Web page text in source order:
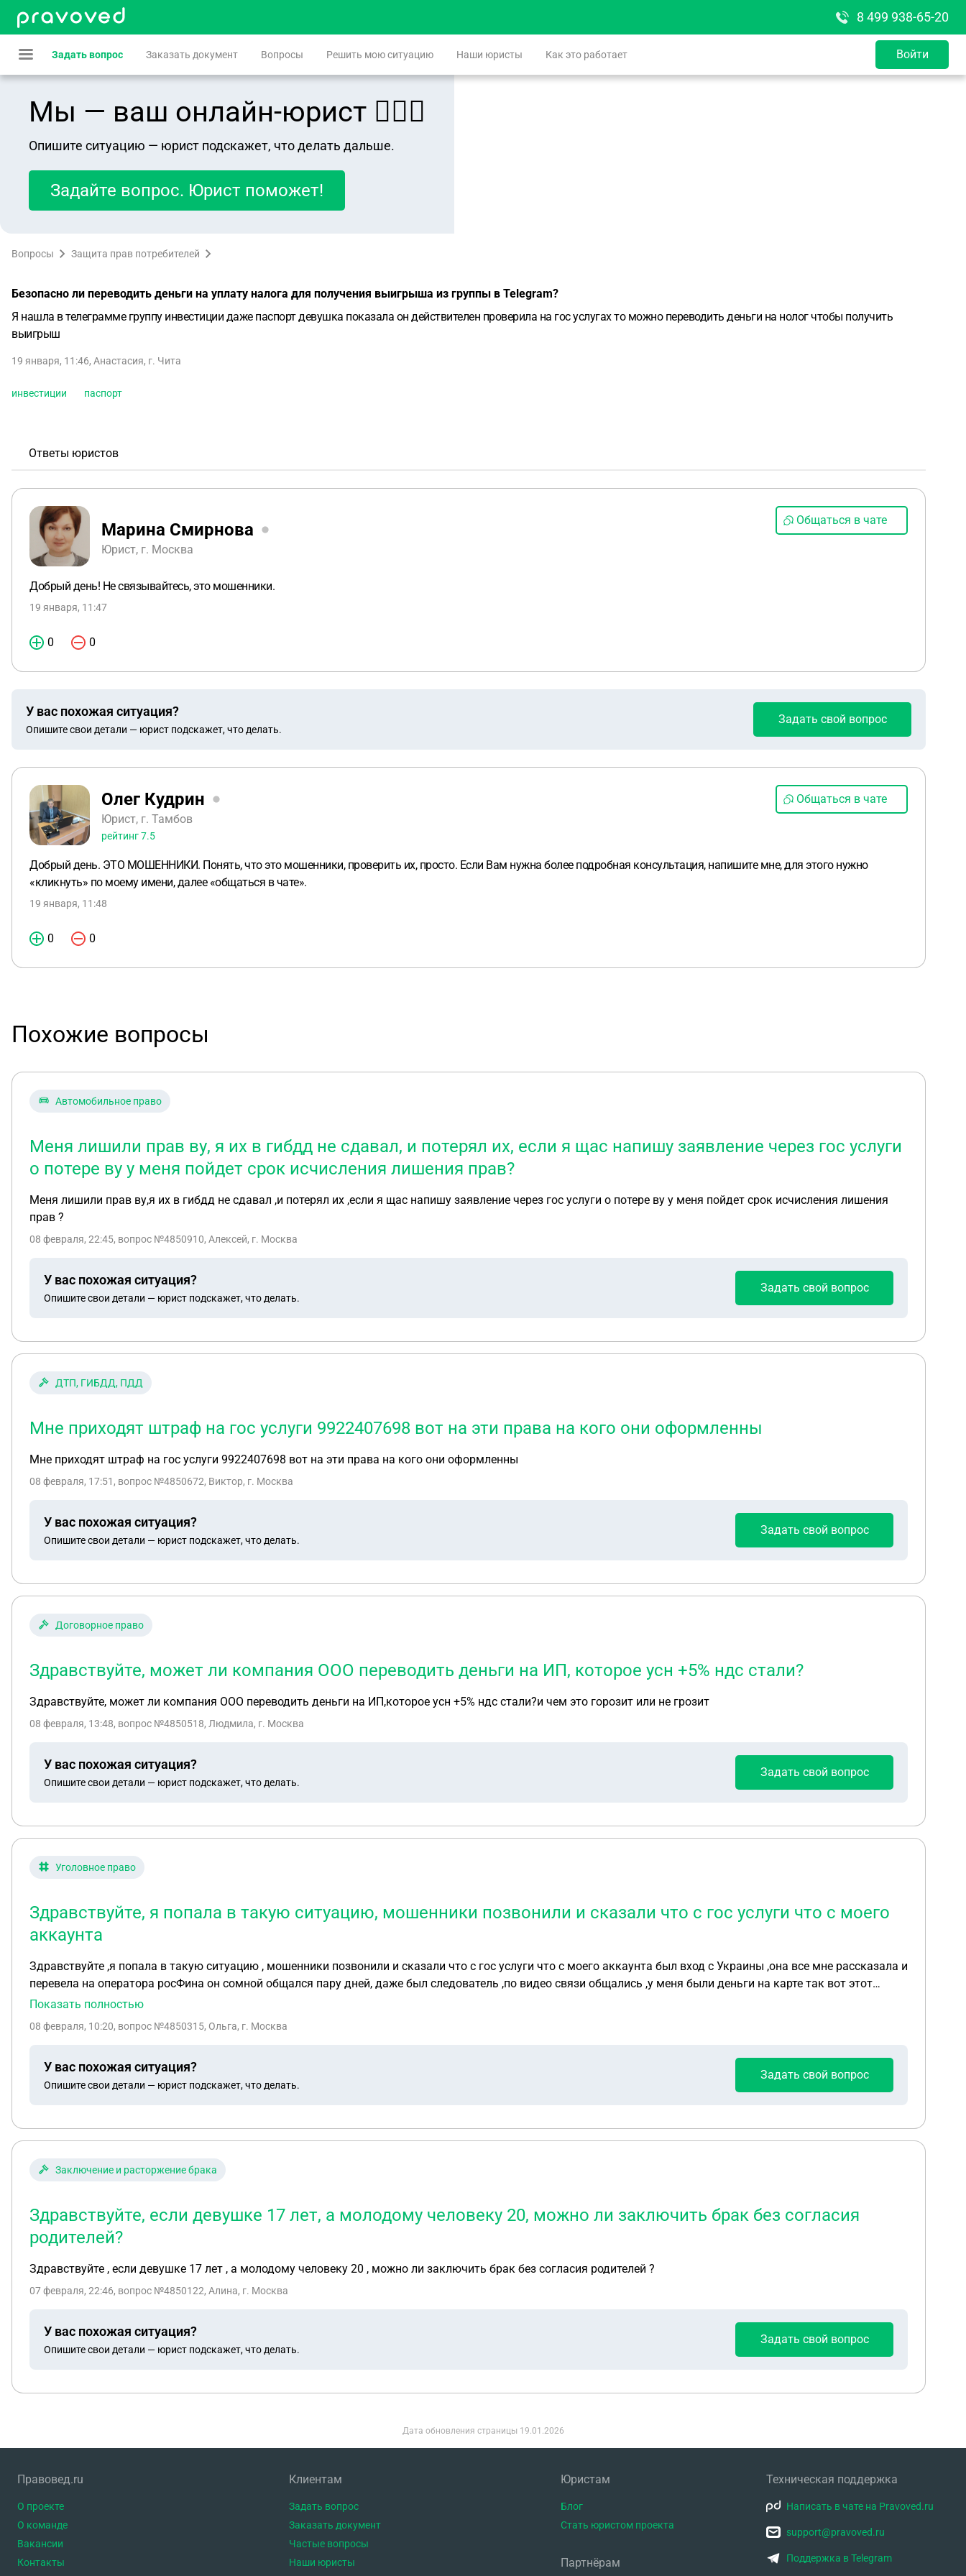
8 499 938-65-20
Задать вопрос Заказать документ Вопросы Решить мою ситуацию Наши юристы Как это работает Войти
Мы — ваш онлайн-юрист 👨🏻‍⚖️
Опишите ситуацию — юрист подскажет, что делать дальше.
Задайте вопрос. Юрист поможет!
Вопросы Защита прав потребителей
Безопасно ли переводить деньги на уплату налога для получения выигрыша из группы в Telegram?
Я нашла в телеграмме группу инвестиции даже паспорт девушка показала он действителен проверила на гос услугах то можно переводить деньги на нолог чтобы получить
выигрыш
19 января, 11:46, Анастасия, г. Чита
инвестиции паспорт
Ответы юристов
Марина Смирнова
Юрист, г. Москва
Общаться в чате
Добрый день! Не связывайтесь, это мошенники.
19 января, 11:47
0 0
У вас похожая ситуация?
Опишите свои детали — юрист подскажет, что делать.
Задать свой вопрос
Олег Кудрин
Юрист, г. Тамбов
рейтинг7.5
Общаться в чате
Добрый день. ЭТО МОШЕННИКИ. Понять, что это мошенники, проверить их, просто. Если Вам нужна более подробная консультация, напишите мне, для этого нужно
«кликнуть» по моему имени, далее «общаться в чате».
19 января, 11:48
0 0
Похожие вопросы
Автомобильное право
Меня лишили прав ву, я их в гибдд не сдавал, и потерял их, если я щас напишу заявление через гос услуги
о потере ву у меня пойдет срок исчисления лишения прав?
Меня лишили прав ву,я их в гибдд не сдавал ,и потерял их ,если я щас напишу заявление через гос услуги о потере ву у меня пойдет срок исчисления лишения
прав ?
08 февраля, 22:45, вопрос №4850910, Алексей, г. Москва
У вас похожая ситуация?
Опишите свои детали — юрист подскажет, что делать.
Задать свой вопрос
ДТП, ГИБДД, ПДД
Мне приходят штраф на гос услуги 9922407698 вот на эти права на кого они оформленны
Мне приходят штраф на гос услуги 9922407698 вот на эти права на кого они оформленны
08 февраля, 17:51 , вопрос №4850672, Виктор, г. Москва
У вас похожая ситуация?
Опишите свои детали — юрист подскажет, что делать.
Задать свой вопрос
Договорное право
Здравствуйте, может ли компания ООО переводить деньги на ИП, которое усн +5% ндс стали?
Здравствуйте, может ли компания ООО переводить деньги на ИП,которое усн +5% ндс стали?и чем это горозит или не грозит
08 февраля, 13:48, вопрос №4850518, Людмила, г. Москва
У вас похожая ситуация?
Опишите свои детали — юрист подскажет, что делать.
Задать свой вопрос
Уголовное право
Здравствуйте, я попала в такую ситуацию, мошенники позвонили и сказали что с гос услуги что с моего
аккаунта
Здравствуйте ,я попала в такую ситуацию , мошенники позвонили и сказали что с гос услуги что с моего аккаунта был вход с Украины ,она все мне рассказала и
перевела на оператора росФина он сомной общался пару дней, даже был следователь ,по видео связи общались ,у меня были деньги на карте так вот этот
оператор сказал что из нужно на проверку отправить то что они не с Украины ,я им оправила ,а вчера он удалил всю переписку и кинул в черный список ,я вот
Показать полностью
08 февраля, 10:20, вопрос №4850315, Ольга, г. Москва
У вас похожая ситуация?
Опишите свои детали — юрист подскажет, что делать.
Задать свой вопрос
Заключение и расторжение брака
Здравствуйте, если девушке 17 лет, а молодому человеку 20, можно ли заключить брак без согласия
родителей?
Здравствуйте , если девушке 17 лет , а молодому человеку 20 , можно ли заключить брак без согласия родителей ?
07 февраля, 22:46, вопрос №4850122, Алина, г. Москва
У вас похожая ситуация?
Опишите свои детали — юрист подскажет, что делать.
Задать свой вопрос
Дата обновления страницы 19.01.2026
Правовед.ru
О проекте
О команде
Вакансии
Контакты
Клиентам
Задать вопрос
Заказать документ
Частые вопросы
Наши юристы
Юристам
Блог
Стать юристом проекта
Партнёрам
Техническая поддержка
Написать в чате на Pravoved.ru
support@pravoved.ru
Поддержка в Telegram